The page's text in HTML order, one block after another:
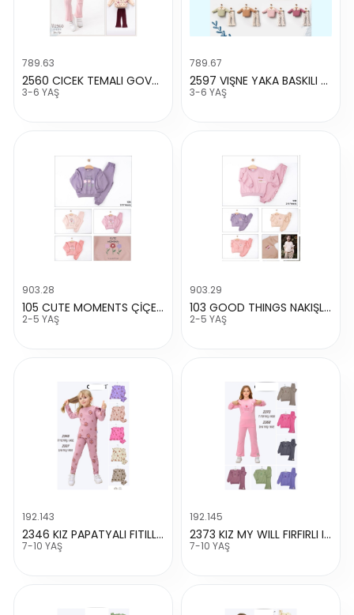
789.63
2560 CICEK TEMALI GOVDE FISTOLU
3-6 YAŞ
789.67
2597 VIŞNE YAKA BASKILI VE BASKILI
3-6 YAŞ
903.28
105 CUTE MOMENTS ÇİÇEK DETAYLI TAKIM
2-5 YAŞ
903.29
103 GOOD THINGS NAKIŞLI YANLAR FIRFIRLI TAKIM
2-5 YAŞ
192.143
2346 KIZ PAPATYALI FITILLI TAKIM
7-10 YAŞ
192.145
2373 KIZ MY WILL FIRFIRLI IKI IPLIK TAKIM
7-10 YAŞ